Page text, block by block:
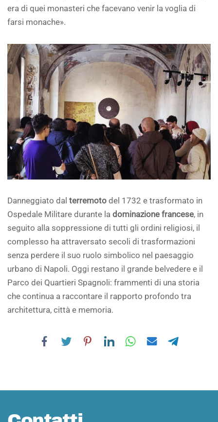
era di quei monasteri che facevano venir la voglia di
farsi monache».
Danneggiato dal terremoto del 1732 e trasformato in
Ospedale Militare durante la dominazione francese, in
seguito alla soppressione di tutti gli ordini religiosi, il
complesso ha attraversato secoli di trasformazioni
senza perdere il suo ruolo simbolico nel paesaggio
urbano di Napoli. Oggi restano il grande belvedere e il
Parco dei Quartieri Spagnoli: frammenti di una storia
che continua a raccontare il rapporto profondo tra
architettura, città e memoria.